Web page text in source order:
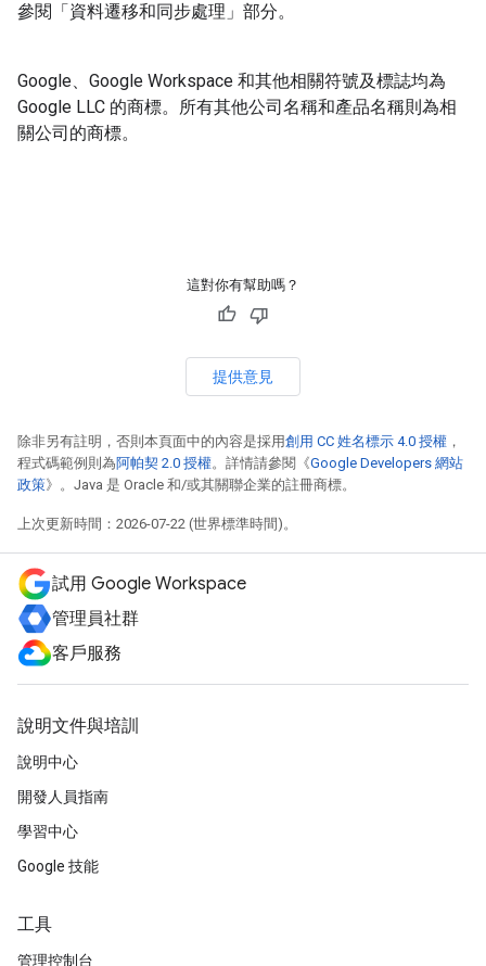
參閱「資料遷移和同步處理」 部分。
Google、Google Workspace 和其他相關符號及標誌均為
Google LLC 的商標。 所有其他公司名稱和產品名稱則為相
關公司的商標。
這對你有幫助嗎？
提供意見
除非另有註明，否則本頁面中的內容是採用創用 CC 姓名標示 4.0 授權 ，
程式碼範例則為阿帕契 2.0 授權。詳情請參閱《Google Developers 網站
政策》。Java 是 Oracle 和/或其關聯企業的註冊商標。
上次更新時間：2026-07-22 (世界標準時間)。
試用 Google Workspace
管理員社群
客戶服務
說明文件與培訓
說明中心
開發人員指南
學習中心
Google 技能
工具
管理控制台